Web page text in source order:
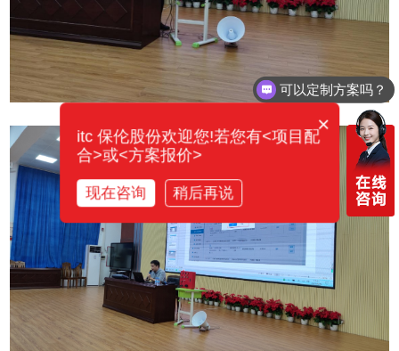
可以定制方案吗？
×
itc 保伦股份欢迎您!若您有<项目配
合>或<方案报价>
现在咨询 稍后再说